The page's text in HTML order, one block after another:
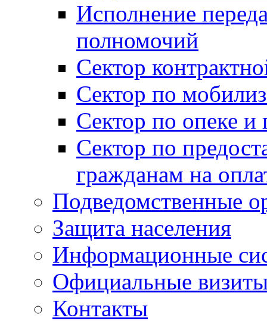
Исполнение
полномочий
Сектор
Сектор по
Сектор по опеке и
Сектор по
гражданам на
Подведомственные
Защита населения
Информационные
Официальные
Контакты